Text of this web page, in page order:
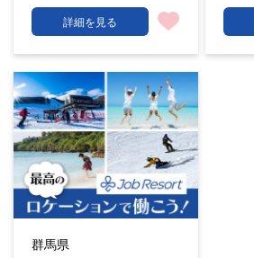
詳細を見る
群馬県